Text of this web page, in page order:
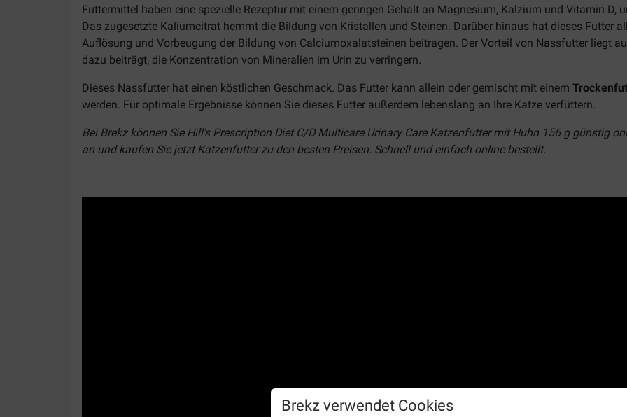
Brekz verwendet Cookies
Futtermittel haben eine spezielle Rezeptur mit einem geringen Gehalt an Magnesium, Kalzium und Vitamin D,
Das zugesetzte Kaliumcitrat hemmt die Bildung von Kristallen und Steinen. Darüber hinaus hat dieses Futter
Auflösung und Vorbeugung der Bildung von Calciumoxalatsteinen beitragen. Der Vorteil von Nassfutter liegt
dazu beiträgt, die Konzentration von Mineralien im Urin zu verringern.
Dieses Nassfutter hat einen köstlichen Geschmack. Das Futter kann allein oder gemischt mit einem
werden. Für optimale Ergebnisse können Sie dieses Futter außerdem lebenslang an Ihre Katze verfüttern.
Bei Brekz können Sie Hill's Prescription Diet C/D Multicare Urinary Care Katzenfutter mit Huhn 156 g günstig
an und kaufen Sie jetzt Katzenfutter zu den besten Preisen. Schnell und einfach online bestellt.